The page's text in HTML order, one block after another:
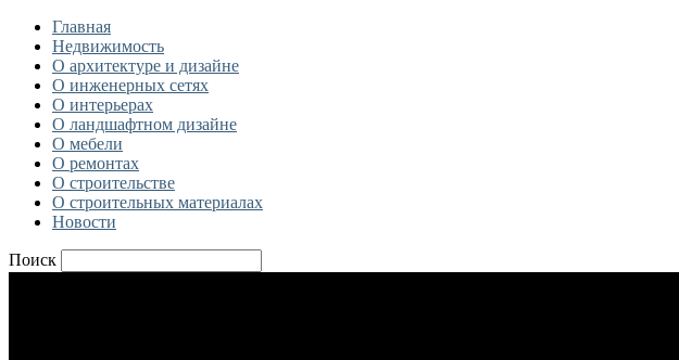
Главная
Недвижимость
О архитектуре и дизайне
О инженерных сетях
О интерьерах
О ландшафтном дизайне
О мебели
О ремонтах
О строительстве
О строительных материалах
Новости
Поиск